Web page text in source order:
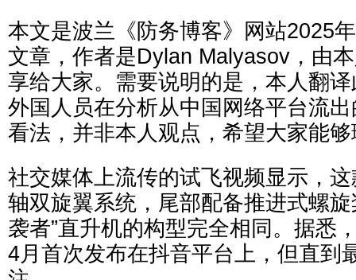
本文是波兰《防务博客》网站2025
文章，作者是Dylan Malyasov，由
享给大家。需要说明的是，本人翻
外国人员在分析从中国网络平台流
看法，并非本人观点，希望大家能
社交媒体上流传的试飞视频显示，
轴双旋翼系统，尾部配备推进式螺
袭者”直升机的构型完全相同。据悉
4月首次发布在抖音平台上，但直到